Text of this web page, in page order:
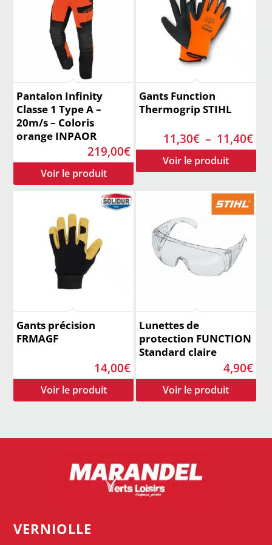
Pantalon Infinity
Classe 1 Type A –
20m/s – Coloris
orange INPAOR
219,00€
Gants Function
Thermogrip STIHL
11,30€ – 11,40€
de
à
Gants précision
FRMAGF
14,00€
Lunettes de
protection FUNCTION
Standard claire
4,90€
VERNIOLLE